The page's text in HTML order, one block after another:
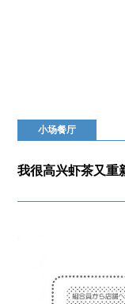
小场餐厅
我很高兴虾茶又